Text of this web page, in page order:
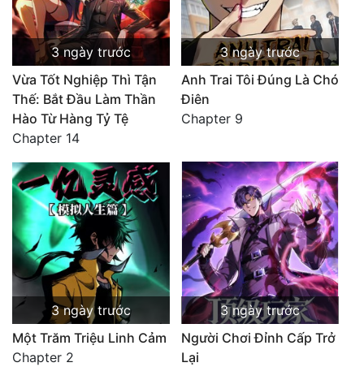
3 ngày trước
Vừa Tốt Nghiệp Thì Tận
Thế: Bắt Đầu Làm Thần
Hào Từ Hàng Tỷ Tệ
Chapter 14
3 ngày trước
Anh Trai Tôi Đúng Là Chó
Điên
Chapter 9
3 ngày trước
Một Trăm Triệu Linh Cảm
Chapter 2
3 ngày trước
Người Chơi Đỉnh Cấp Trở
Lại